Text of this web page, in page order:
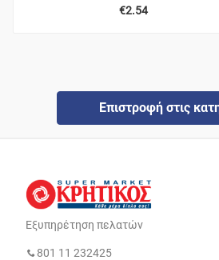
€2.54
Επιστροφή στις
Εξυπηρέτηση πελατών
801 11 232425